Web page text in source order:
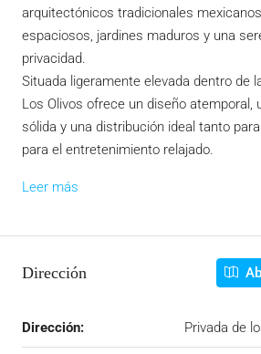
arquitectónicos tradicionales
espaciosos, jardines maduros y una
privacidad.
Situada ligeramente elevada dentro de
Los Olivos ofrece un diseño atemporal,
sólida y una distribución ideal tanto
para el entretenimiento relajado.
Leer más
Dirección
Dirección: Privada de